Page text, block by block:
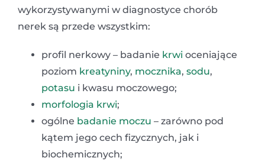
wykorzystywanymi w diagnostyce chorób
nerek są przede wszystkim:
profil nerkowy – badanie krwi oceniające
poziom kreatyniny, mocznika, sodu,
potasu i kwasu moczowego;
morfologia krwi;
ogólne badanie moczu – zarówno pod
kątem jego cech fizycznych, jak i
biochemicznych;